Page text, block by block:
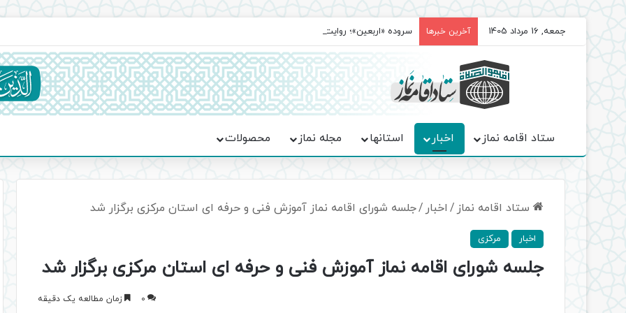
جمعه, 16 مرداد 1405 آخرین خبرها سروده‌ «اربعین»؛ روایت حماسه، استقامت و تمدن‌سازی امت اسلامی
ستاد اقامه نماز اخبار استانها مجله نماز محصولات
ستاد اقامه نماز / اخبار /جلسه شورای اقامه نماز آموزش فنی و حرفه ای استان مرکزی برگزار شد
اخبار مرکزی
جلسه شورای اقامه نماز آموزش فنی و حرفه ای استان مرکزی برگزار شد
0 زمان مطالعه یک دقیقه